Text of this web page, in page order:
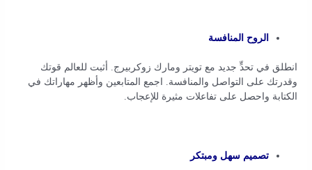
الروح المنافسة
انطلق في تحدٍّ جديد مع تويتر ومارك زوكربيرج. أثبت للعالم قوتك
وقدرتك على التواصل والمنافسة. اجمع المتابعين وأظهر مهاراتك في
الكتابة واحصل على تفاعلات مثيرة للإعجاب.
تصميم سهل ومبتكر